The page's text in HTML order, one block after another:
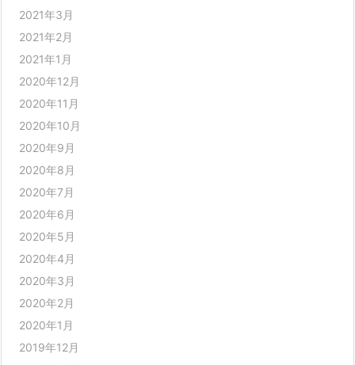
2021年3月
2021年2月
2021年1月
2020年12月
2020年11月
2020年10月
2020年9月
2020年8月
2020年7月
2020年6月
2020年5月
2020年4月
2020年3月
2020年2月
2020年1月
2019年12月